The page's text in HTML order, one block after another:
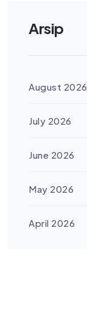
Arsip
August 2026
July 2026
June 2026
May 2026
April 2026